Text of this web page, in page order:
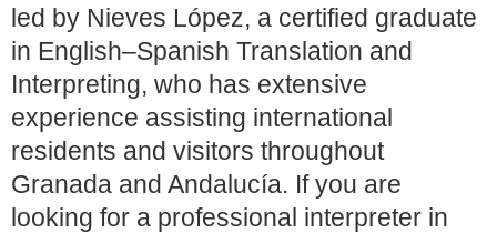
led by Nieves López, a certified graduate
in English–Spanish Translation and
Interpreting, who has extensive
experience assisting international
residents and visitors throughout
Granada and Andalucía. If you are
looking for a professional interpreter in